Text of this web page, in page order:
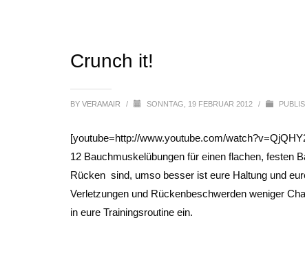
Crunch it!
BY VERAMAIR / SONNTAG, 19 FEBRUAR 2012 /
[youtube=http://www.youtube.com/
12 Bauchmuskelübungen für einen flachen, festen
Rücken sind, umso besser ist eure Haltung und
Verletzungen und Rückenbeschwerden weniger
in eure Trainingsroutine ein.